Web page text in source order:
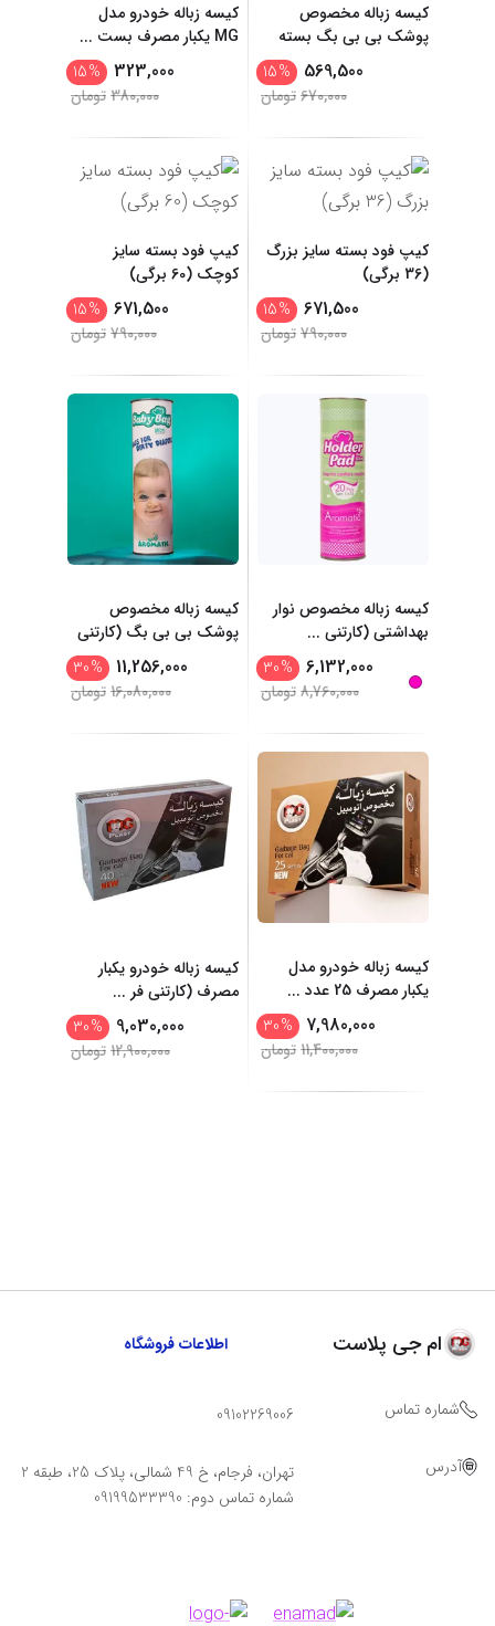
کیسه زباله مخصوص
پوشک بی بی بگ بسته
569,500
%
15
670,000تومان
کیسه زباله خودرو مدل
MG یکبار مصرف بست
...
323,000
%
15
380,000تومان
کیپ فود بسته سایز بزرگ
(36 برگی)
671,500
%
15
790,000تومان
کیپ فود بسته سایز
کوچک (60 برگی)
671,500
%
15
790,000تومان
کیسه زباله مخصوص نوار
بهداشتی (کارتنی ...
6,132,000
%
30
8,760,000تومان
کیسه زباله مخصوص
پوشک بی بی بگ (کارتنی
11,256,000
%
30
16,080,000تومان
کیسه زباله خودرو مدل
یکبار مصرف 25 عدد
...
7,980,000
%
30
11,400,000تومان
کیسه زباله خودرو یکبار
مصرف (کارتنی فر ...
9,030,000
%
30
12,900,000تومان
ام جی پلاست اطلاعات فروشگاه
شماره تماس 09102269006
آدرس
تهران، فرجام، خ 49 شمالی، پلاک 25، طبقه 2
شماره تماس دوم: 09199533390